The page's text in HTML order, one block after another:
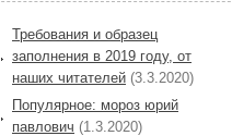
Требования и образец
заполнения в 2019 году, от
наших читателей (3.3.2020)
Популярное: мороз юрий
павлович (1.3.2020)